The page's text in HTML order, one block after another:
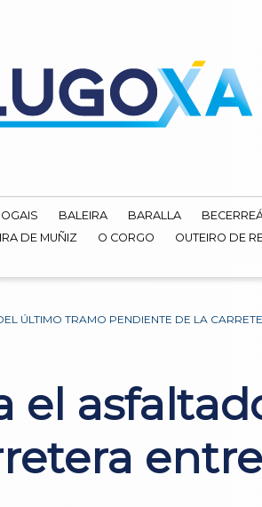
BALEIRA BARALLA
DE MUÑIZ O CORGO OUTEIRO DE
ÚLTIMO TRAMO PENDIENTE DE LA
el